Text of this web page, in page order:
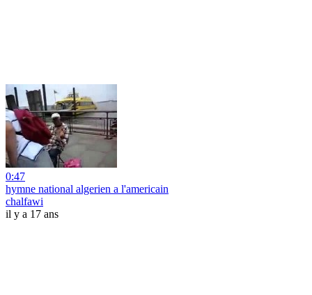
0:47
hymne national algerien a l'americain
chalfawi
il y a 17 ans